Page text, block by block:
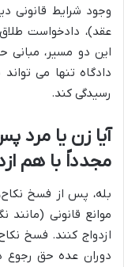
وجود شرایط قانونی
عقد)، دادخواست
این دو مسیر، مبانی
دادگاه تنها می
رسیدگی کند.
آیا زن یا مرد
مجدداً با هم
بله، پس از فسخ
موانع قانونی
ازدواج کنند. فسخ
دوران عده حق رجوع